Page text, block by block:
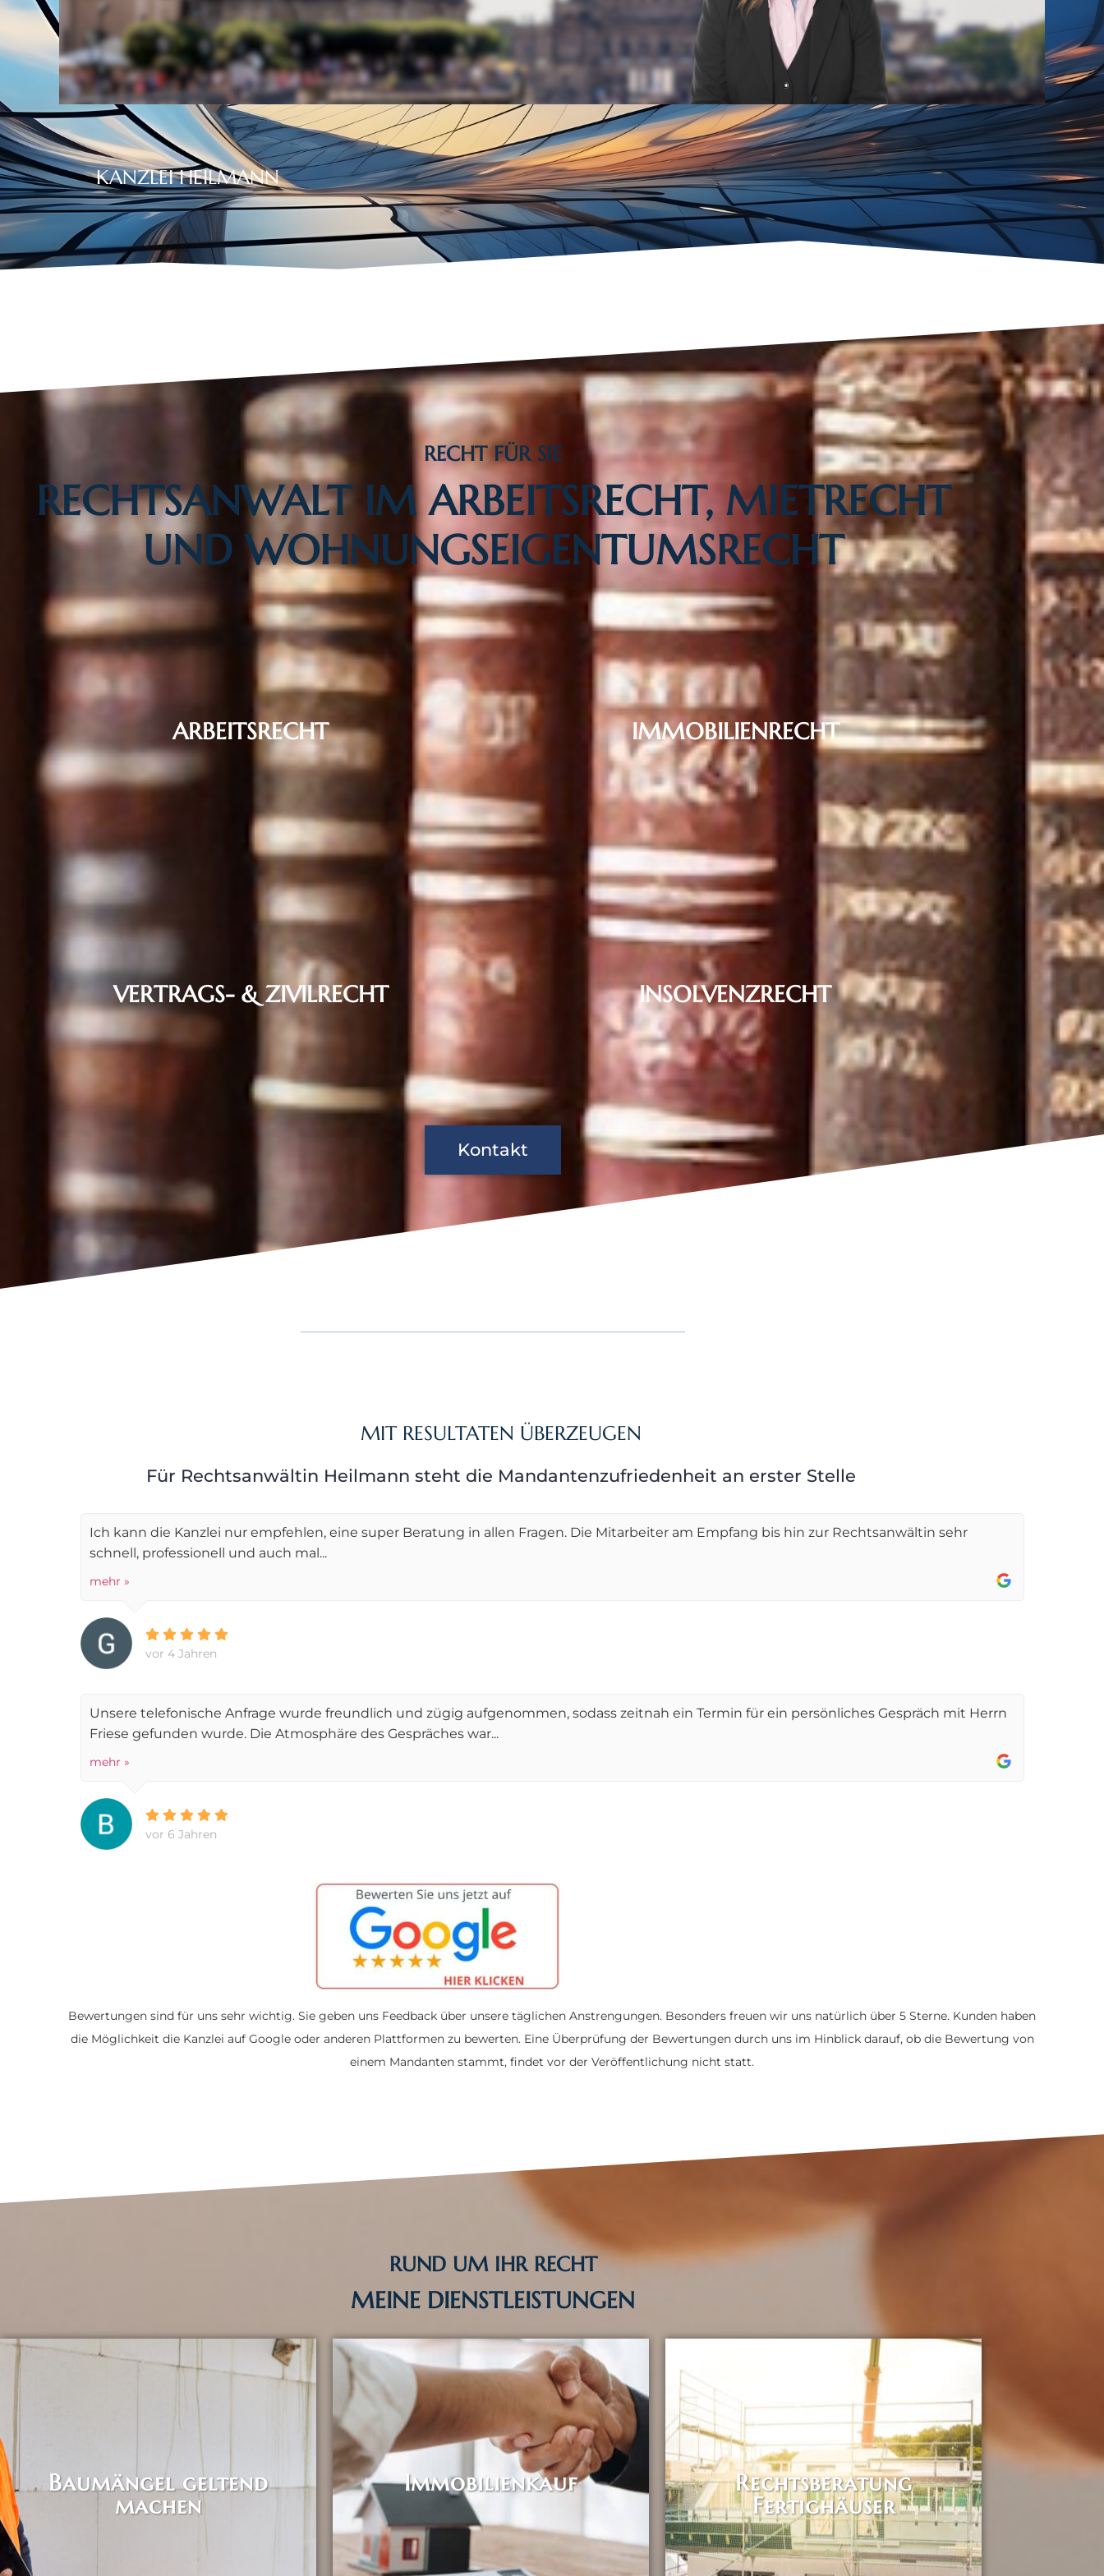
KANZLEI HEILMANN
RECHT FÜR SIE
RECHTSANWALT IM ARBEITSRECHT, MIETRECHT
UND WOHNUNGSEIGENTUMSRECHT
ARBEITSRECHT
Arbeitsrecht
IMMOBILIENRECHT
Baurecht und Architektenrecht
Miet- & Wohnungseigentumsrecht
VERTRAGS- & ZIVILRECHT INSOLVENZRECHT
Kontakt
MIT RESULTATEN ÜBERZEUGEN
Für Rechtsanwältin Heilmann steht die Mandantenzufriedenheit an erster Stelle
Ich kann die Kanzlei nur empfehlen, eine super Beratung in allen Fragen. Die Mitarbeiter am Empfang bis hin zur Rechtsanwältin sehr
schnell, professionell und auch mal...
mehr »
vor 4 Jahren
Unsere telefonische Anfrage wurde freundlich und zügig aufgenommen, sodass zeitnah ein Termin für ein persönliches Gespräch mit Herrn
Friese gefunden wurde. Die Atmosphäre des Gespräches war...
mehr »
vor 6 Jahren
Bewertungen sind für uns sehr wichtig. Sie geben uns Feedback über unsere täglichen Anstrengungen. Besonders freuen wir uns natürlich über 5 Sterne. Kunden haben
die Möglichkeit die Kanzlei auf Google oder anderen Plattformen zu bewerten. Eine Überprüfung der Bewertungen durch uns im Hinblick darauf, ob die Bewertung von
einem Mandanten stammt, findet vor der Veröffentlichung nicht statt.
RUND UM IHR RECHT
MEINE DIENSTLEISTUNGEN
Baumängel geltend
machen
Immobilienkauf
Rechtsberatung
Fertighäuser